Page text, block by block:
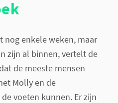
nog enkele weken, maar
zijn al binnen, vertelt de
de meeste mensen
Molly en de
voeten kunnen. Er zijn